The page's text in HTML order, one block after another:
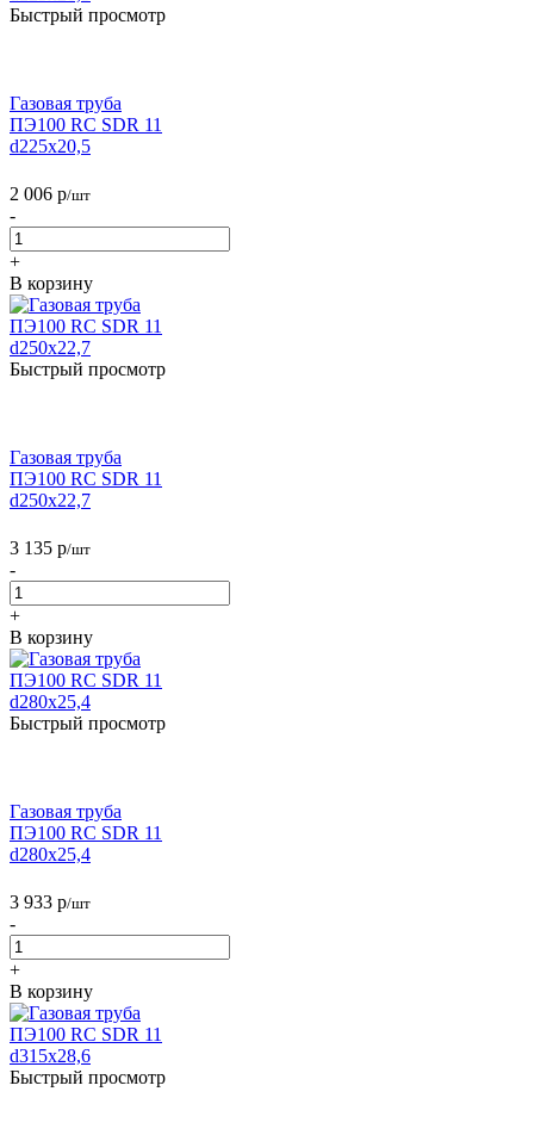
Быстрый просмотр
Газовая труба
ПЭ100 RC SDR 11
d225х20,5
2 006 р/шт
-
+
В корзину
Быстрый просмотр
Газовая труба
ПЭ100 RC SDR 11
d250х22,7
3 135 р/шт
-
+
В корзину
Быстрый просмотр
Газовая труба
ПЭ100 RC SDR 11
d280х25,4
3 933 р/шт
-
+
В корзину
Быстрый просмотр